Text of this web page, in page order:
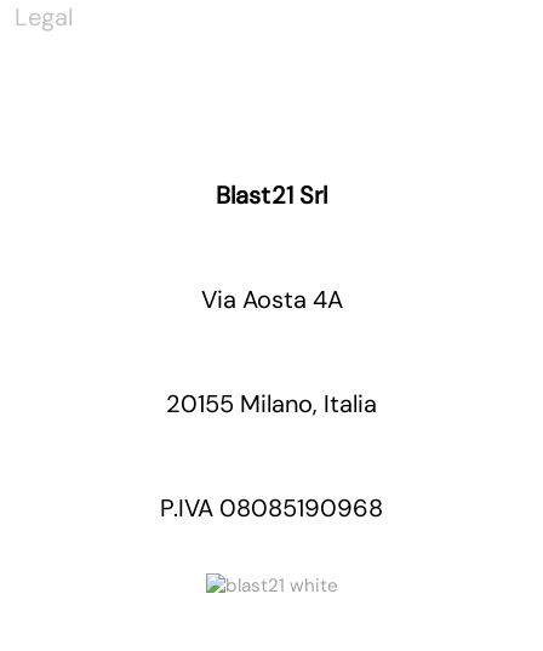
Legal
Blast21 Srl
Via Aosta 4A
20155 Milano, Italia
P.IVA 08085190968